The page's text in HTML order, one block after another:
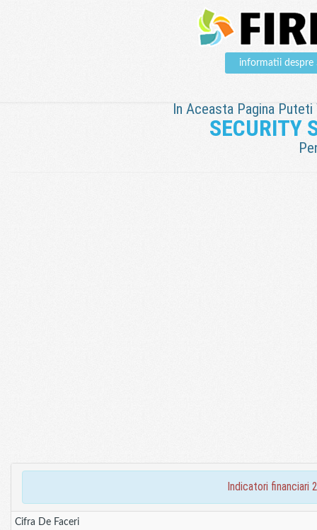
informatii despre
In Aceasta Pagina
SECURITY
indicatori financiari
Cifra De Faceri